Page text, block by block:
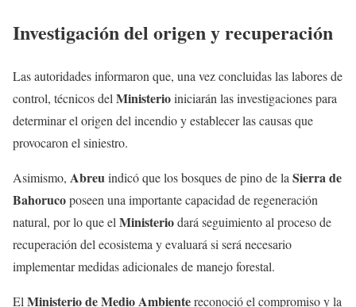
Investigación del origen y recuperación
Las autoridades informaron que, una vez concluidas las labores de
control, técnicos del Ministerioiniciarán las investigaciones para
determinar el origen del incendio y establecer las causas que
provocaron el siniestro.
Asimismo, Abreuindicó que los bosques de pino de la Sierra de
Bahorucoposeen una importante capacidad de regeneración
natural, por lo que el Ministeriodará seguimiento al proceso de
recuperación del ecosistema y evaluará si será necesario
implementar medidas adicionales de manejo forestal.
El Ministerio de Medio Ambientereconoció el compromiso y la